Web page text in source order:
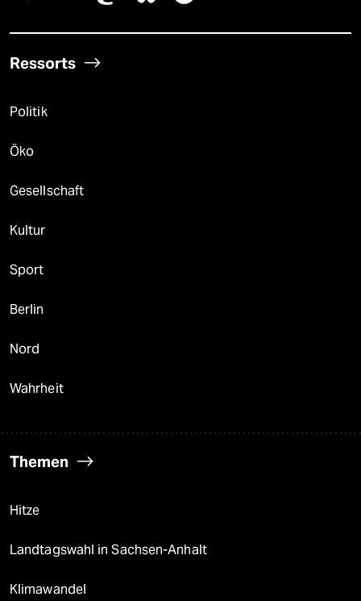
Ressorts
Politik
Öko
Gesellschaft
Kultur
Sport
Berlin
Nord
Wahrheit
Themen
Hitze
Landtagswahl in Sachsen-Anhalt
Klimawandel